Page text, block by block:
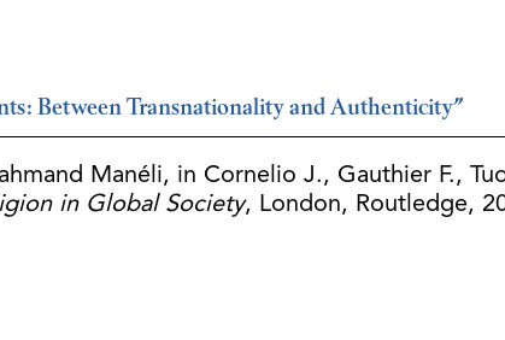
Between Transnationality and Authenticity”
Manéli, in Cornelio J., Gauthier F.,
in Global Society, London, Routledge,